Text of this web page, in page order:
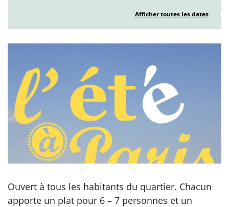
Afficher toutes les dates
Ouvert à tous les habitants du quartier. Chacun
apporte un plat pour 6 – 7 personnes et un